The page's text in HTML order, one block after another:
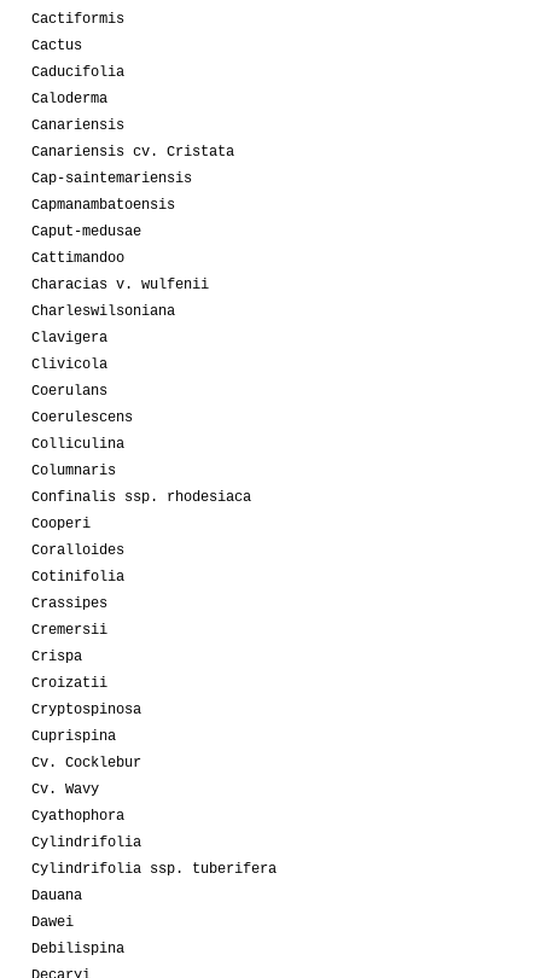
Cactiformis
Cactus
Caducifolia
Caloderma
Canariensis
Canariensis cv. Cristata
Cap-saintemariensis
Capmanambatoensis
Caput-medusae
Cattimandoo
Characias v. wulfenii
Charleswilsoniana
Clavigera
Clivicola
Coerulans
Coerulescens
Colliculina
Columnaris
Confinalis ssp. rhodesiaca
Cooperi
Coralloides
Cotinifolia
Crassipes
Cremersii
Crispa
Croizatii
Cryptospinosa
Cuprispina
Cv. Cocklebur
Cv. Wavy
Cyathophora
Cylindrifolia
Cylindrifolia ssp. tuberifera
Dauana
Dawei
Debilispina